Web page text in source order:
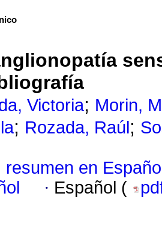
Victoria; Morin,
; Rozada, Raúl ;
resumen en
· Español (